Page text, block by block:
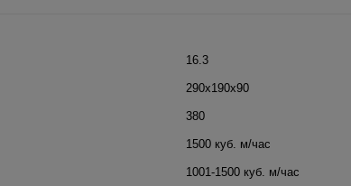
16.3
290x190x90
380
1500 куб. м/час
1001-1500 куб. м/час